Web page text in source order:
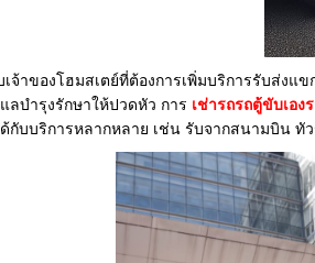
จ้าของโฮมสเตย์ที่ต้องการเพิ่มบริการรับส่งแ
ลบำรุงรักษาให้ปวดหัว การ เช่ารถรถตู้ขับเอง
กับบริการหลากหลาย เช่น รับจากสนามบิน